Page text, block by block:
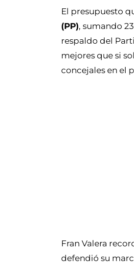
El presupuesto
(PP), sumando
respaldo del
mejores que si
concejales en el
Fran Valera
defendió su